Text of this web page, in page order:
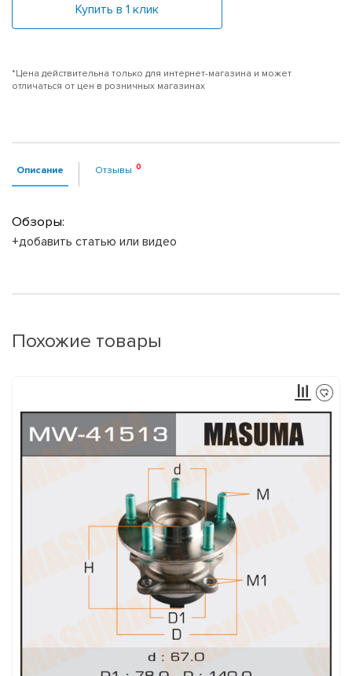
Купить в 1 клик
*Цена действительна только для интернет-магазина и может
отличаться от цен в розничных магазинах
Описание Отзывы
Обзоры:
+добавить статью или видео
Похожие товары